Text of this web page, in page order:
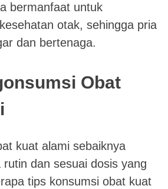
bermanfaat untuk
otak, sehingga pria
dan bertenaga.
Obat
kuat alami sebaiknya
dan sesuai dosis yang
tips konsumsi obat kuat